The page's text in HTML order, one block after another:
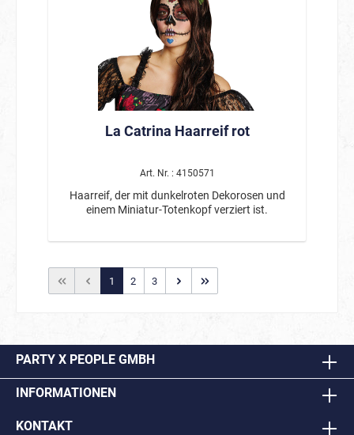
La Catrina Haarreif rot
Art. Nr. : 4150571
Haarreif, der mit dunkelroten Dekorosen und
einem Miniatur-Totenkopf verziert ist.
1 2 3
PARTY X PEOPLE GMBH
INFORMATIONEN
KONTAKT